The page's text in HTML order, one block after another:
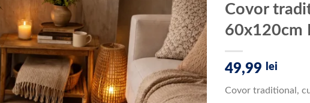
Add to
wishlist
Covor
60x120cm
49,99 lei
Covor traditional,